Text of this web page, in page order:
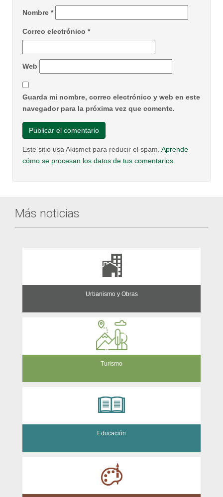
Nombre *
Correo electrónico *
Web
Guarda mi nombre, correo electrónico y web en este
navegador para la próxima vez que comente.
Este sitio usa Akismet para reducir el spam. Aprende
cómo se procesan los datos de tus comentarios.
Más noticias
Urbanismo y Obras
Turismo
Educación